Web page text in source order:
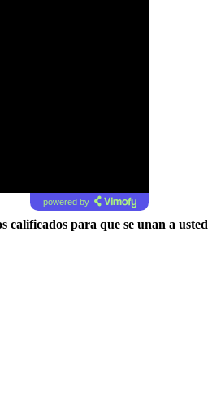
powered by
calificados para que se unan a usted